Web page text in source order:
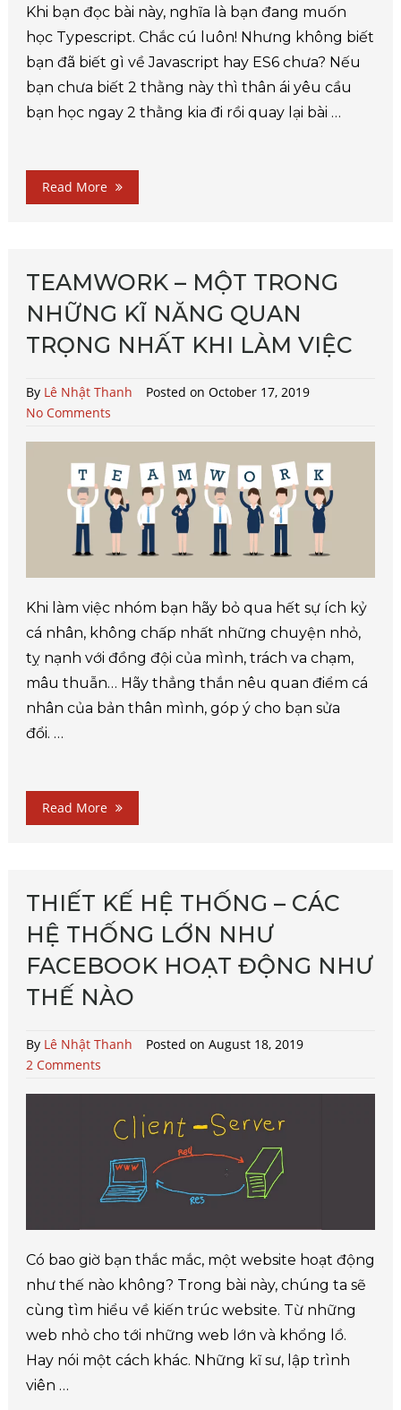
Khi bạn đọc bài này, nghĩa là bạn đang muốn
học Typescript. Chắc cú luôn! Nhưng không biết
bạn đã biết gì về Javascript hay ES6 chưa? Nếu
bạn chưa biết 2 thằng này thì thân ái yêu cầu
bạn học ngay 2 thằng kia đi rồi quay lại bài …
Read More
TEAMWORK – MỘT TRONG
NHỮNG KĨ NĂNG QUAN
TRỌNG NHẤT KHI LÀM VIỆC
By Lê Nhật Thanh
Posted on October 17, 2019
No Comments
Khi làm việc nhóm bạn hãy bỏ qua hết sự ích kỷ
cá nhân, không chấp nhất những chuyện nhỏ,
tỵ nạnh với đồng đội của mình, trách va chạm,
mâu thuẫn… Hãy thẳng thắn nêu quan điểm cá
nhân của bản thân mình, góp ý cho bạn sửa
đổi. …
Read More
THIẾT KẾ HỆ THỐNG – CÁC
HỆ THỐNG LỚN NHƯ
FACEBOOK HOẠT ĐỘNG NHƯ
THẾ NÀO
By Lê Nhật Thanh
Posted on August 18, 2019
2 Comments
Có bao giờ bạn thắc mắc, một website hoạt động
như thế nào không? Trong bài này, chúng ta sẽ
cùng tìm hiểu về kiến trúc website. Từ những
web nhỏ cho tới những web lớn và khổng lồ.
Hay nói một cách khác. Những kĩ sư, lập trình
viên …